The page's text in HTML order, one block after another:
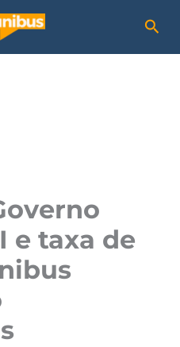
e taxa de